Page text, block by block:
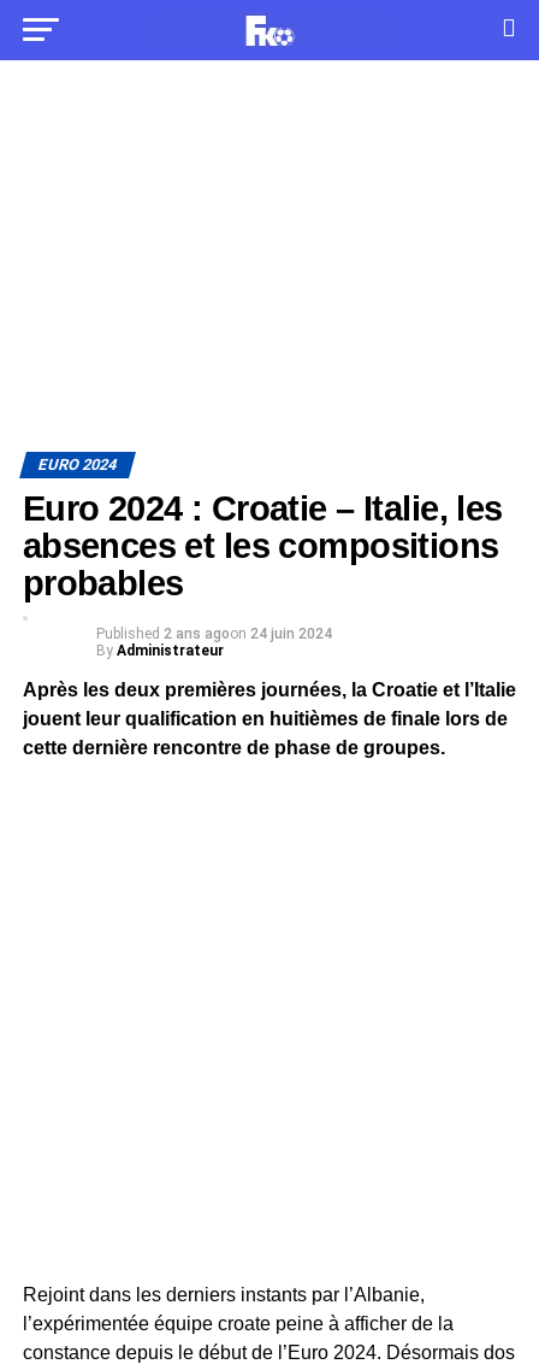
EURO 2024
Euro 2024 : Croatie – Italie, les
absences et les compositions
probables
Published 2 ans agoon 24 juin 2024
By Administrateur
Après les deux premières journées, la Croatie et l’Italie
jouent leur qualification en huitièmes de finale lors de
cette dernière rencontre de phase de groupes.
Rejoint dans les derniers instants par l’Albanie,
l’expérimentée équipe croate peine à afficher de la
constance depuis le début de l’Euro 2024. Désormais dos